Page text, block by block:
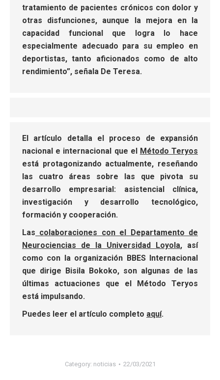
tratamiento de pacientes crónicos con dolor y
otras disfunciones, aunque la mejora en la
capacidad funcional que logra lo hace
especialmente adecuado para su empleo en
deportistas, tanto aficionados como de alto
rendimiento”, señala De Teresa.
El artículo detalla el proceso de expansión
nacional e internacional que el Método Teryos
está protagonizando actualmente, reseñando
las cuatro áreas sobre las que pivota su
desarrollo empresarial: asistencial clínica,
investigación y desarrollo tecnológico,
formación y cooperación.
Las colaboraciones con el Departamento de
Neurociencias de la Universidad Loyola, así
como con la organización BBES Internacional
que dirige Bisila Bokoko, son algunas de las
últimas actuaciones que el Método Teryos
está impulsando.
Puedes leer el artículo completo aquí.
Category: noticias 22/03/2021